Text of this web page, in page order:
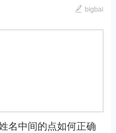
bigbai
名中间的点如何正确